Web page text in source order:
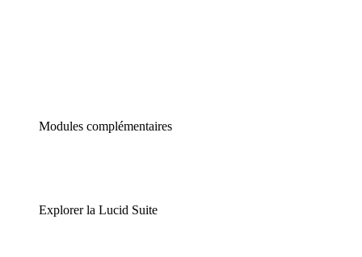
Modules complémentaires
Explorer la Lucid Suite